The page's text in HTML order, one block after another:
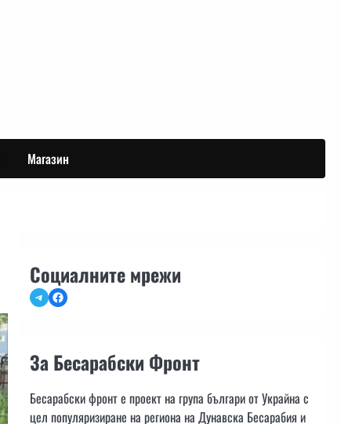
Магазин
Социалните мрежи
TelegramFacebook
За Бесарабски Фронт
Бесарабски фронт е проект на група българи от Украйна с
цел популяризиране на региона на Дунавска Бесарабия и